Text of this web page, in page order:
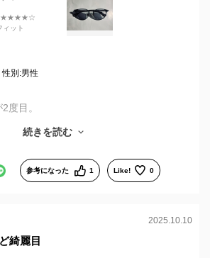
ィット
性別:男性
度目。
れているので 問題なかった。
たので 掛け心地の調整がしてもらえるの
に選べるので
まうことか
続きを読む
参考になった 1 Like! 0
2025.10.10
綺麗目